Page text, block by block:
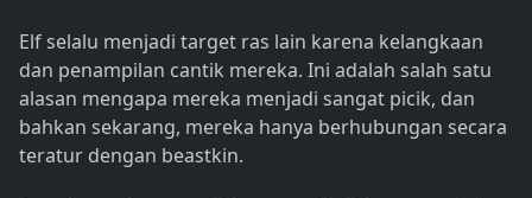
Elf selalu menjadi target ras lain karena kelangkaan
dan penampilan cantik mereka. Ini adalah salah satu
alasan mengapa mereka menjadi sangat picik, dan
bahkan sekarang, mereka hanya berhubungan secara
teratur dengan beastkin.